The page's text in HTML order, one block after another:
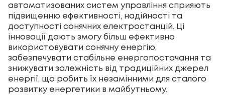
автоматизованих систем управління сприяють
підвищенню ефективності, надійності та
доступності сонячних електростанцій. Ці
інновації дають змогу більш ефективно
використовувати сонячну енергію,
забезпечувати стабільне енергопостачання та
знижувати залежність від традиційних джерел
енергії, що робить їх незамінними для сталого
розвитку енергетики в майбутньому.